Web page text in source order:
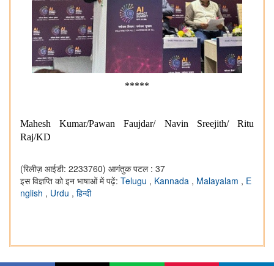
*****
Mahesh Kumar/Pawan Faujdar/ Navin Sreejith/ Ritu
Raj/KD
(रिलीज़ आईडी: 2233760) आगंतुक पटल : 37
इस विज्ञप्ति को इन भाषाओं में पढ़ें: Telugu , Kannada , Malayalam , E
nglish , Urdu , हिन्दी